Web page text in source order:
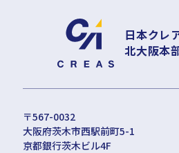
日本クレ
北大阪本
〒567-0032
大阪府茨木市西駅前町5-1
京都銀行茨木ビル4F